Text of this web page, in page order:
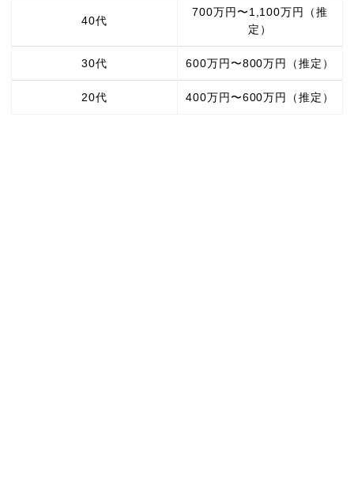
40代
700万円〜1,100万円（推
定）
30代 600万円〜800万円（推定）
20代 400万円〜600万円（推定）